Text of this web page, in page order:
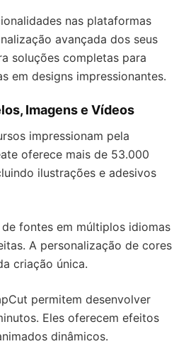
nas plataformas
avançada dos seus
soluções completas para
em designs impressionantes.
Imagens e Vídeos
impressionam pela
oferece mais de 53.000
ilustrações e adesivos
fontes em múltiplos idiomas
A personalização de cores
criação única.
permitem desenvolver
Eles oferecem efeitos
dinâmicos.